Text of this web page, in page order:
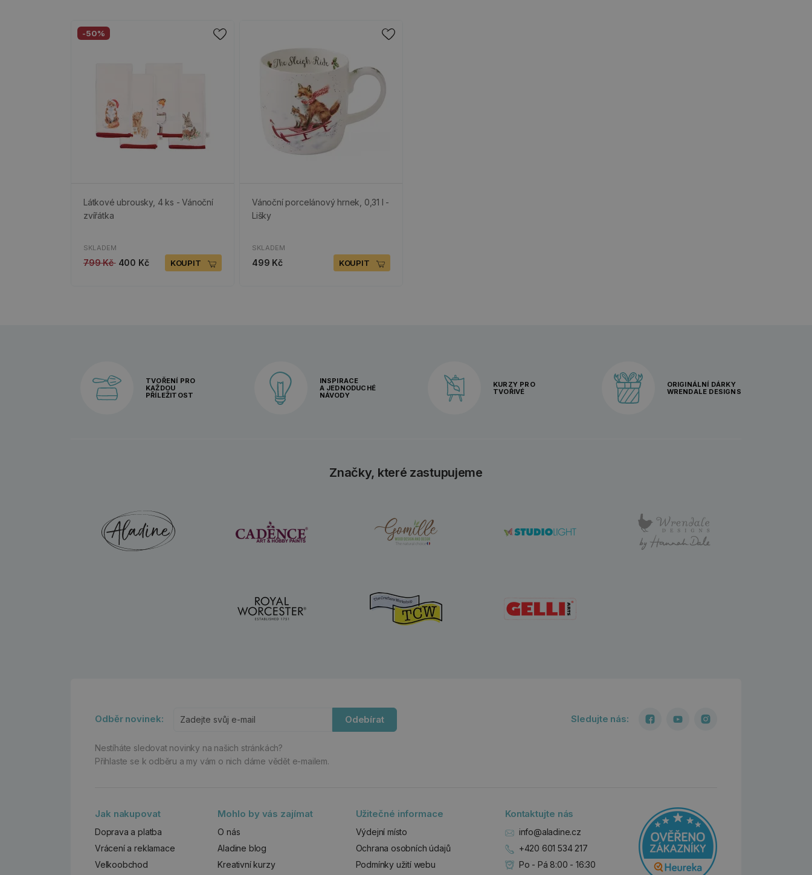
-50%
Látkové ubrousky, 4 ks - Vánoční
zvířátka
SKLADEM
799 Kč 400 Kč KOUPIT
Vánoční porcelánový hrnek, 0,31 l -
Lišky
SKLADEM
499 Kč KOUPIT
TVOŘENÍ PRO
KAŽDOU
PŘÍLEŽITOST
INSPIRACE
A JEDNODUCHÉ
NÁVODY
KURZY PRO
TVOŘIVÉ
ORIGINÁLNÍ DÁRKY
WRENDALE DESIGNS
Značky, které zastupujeme
Odběr novinek: Odebírat
Nestíháte sledovat novinky na našich stránkách?
Přihlaste se k odběru a my vám o nich dáme vědět e-mailem.
Sledujte nás:
Jak nakupovat
Doprava a platba
Vrácení a reklamace
Velkoobchod
Mohlo by vás zajímat
O nás
Aladine blog
Kreativní kurzy
Užitečné informace
Výdejní místo
Ochrana osobních údajů
Podmínky užití webu
Kontaktujte nás
info@aladine.cz
+420 601 534 217
Po - Pá 8:00 - 16:30